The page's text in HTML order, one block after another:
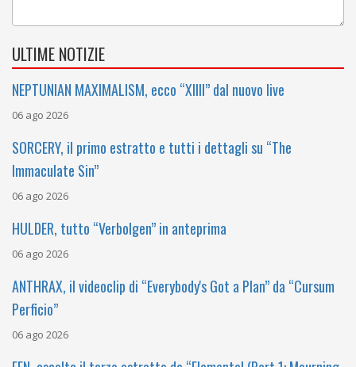
ULTIME NOTIZIE
NEPTUNIAN MAXIMALISM, ecco “XIIII” dal nuovo live
06 ago 2026
SORCERY, il primo estratto e tutti i dettagli su “The
Immaculate Sin”
06 ago 2026
HULDER, tutto “Verbolgen” in anteprima
06 ago 2026
ANTHRAX, il videoclip di “Everybody's Got a Plan” da “Cursum
Perficio”
06 ago 2026